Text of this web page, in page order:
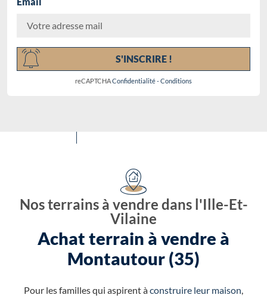
S'INSCRIRE !
reCAPTCHAConfidentialité-Conditions
Nos terrains à vendre dans l'Ille-Et-
Vilaine
Achat terrain à vendre à
Montautour (35)
Pour les familles qui aspirent àconstruire leur maison,